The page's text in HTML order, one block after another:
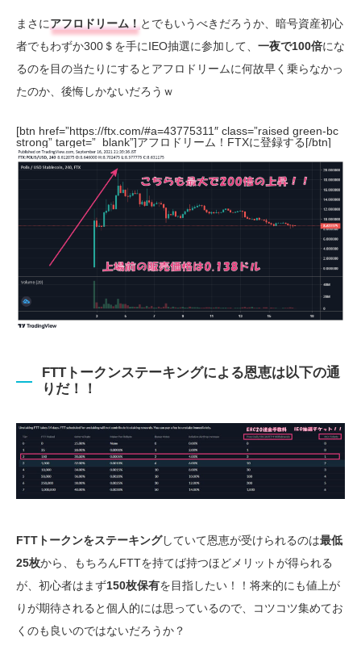
まさにアフロドリーム！ とでもいうべきだろうか、暗号資産初心
者でもわずか300＄を手にIEO抽選に参加して、 一夜で100倍にな
るのを目の当たりにするとアフロドリームに何故早く乗らなかっ
たのか、後悔しかないだろうｗ
[btn href=”https://ftx.com/#a=43775311″ class=”raised green-bc
strong” target=”_blank”]アフロドリーム！FTXに登録する[/btn]
FTTトークンステーキングによる恩恵は以下の通
りだ！！
FTTトークンをステーキングしていて恩恵が受けられるのは最低
25枚から、もちろんFTTを持てば持つほどメリットが得られる
が、初心者はまず150枚保有を目指したい！！将来的にも値上が
りが期待されると個人的には思っているので、コツコツ集めてお
くのも良いのではないだろうか？